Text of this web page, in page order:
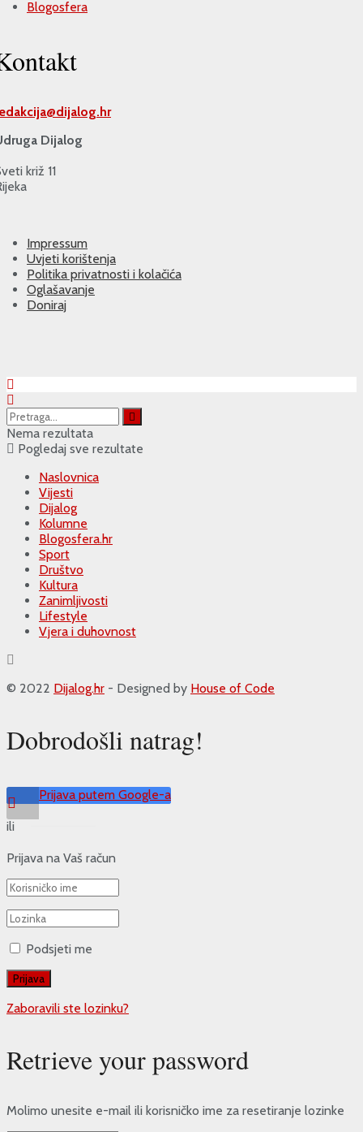
Blogosfera
dijalog.hr
Dijalog
križ 11
Impressum
Uvjeti korištenja
Politika privatnosti i kolačića
Oglašavanje
Doniraj
Nema rezultata
Pogledaj sve rezultate
Naslovnica
Vijesti
Dijalog
Kolumne
Blogosfera.hr
Sport
Društvo
Kultura
Zanimljivosti
Lifestyle
Vjera i duhovnost
© 2022 Dijalog.hr - Designed by House of Code
Dobrodošli natrag!
Prijava putem Google-a
ili
Prijava na Vaš račun
Podsjeti me
Zaboravili ste lozinku?
Retrieve your password
Molimo unesite e-mail ili korisničko ime za resetiranje lozinke